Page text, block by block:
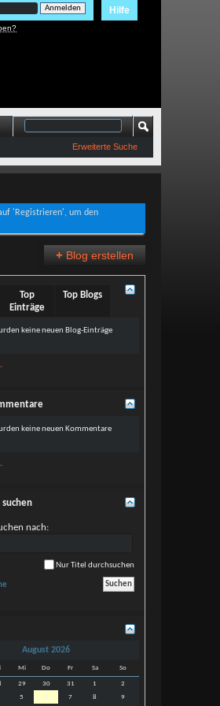
Hilfe
Erweiterte Suche
'Registrieren', um den
+ Blog erstellen
Top
Einträge
Top Blogs
keine neuen Blog-Einträge
keine neuen Kommentare
suchen
nach:
Nur Titel durchsuchen
August 2026
Mi Do Fr Sa So
29 30 31 1
2
5 6 7 8 9